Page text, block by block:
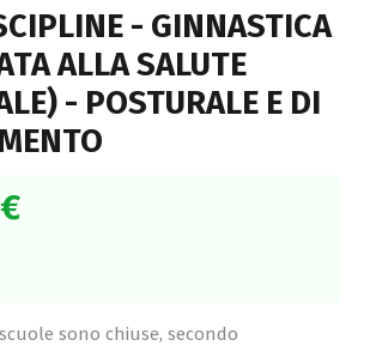
- GINNASTICA
ALLA SALUTE
- POSTURALE E DI
sono chiuse, secondo